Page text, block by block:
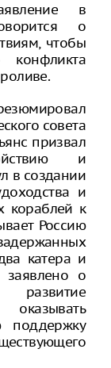
в
о
чтобы
конфликта
совета
призвал
и
в создании
и
кораблей к
Россию
катера и
о
развитие
поддержку